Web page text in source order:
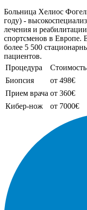
Больница Хелиос
году) -
лечения и
спортсменов в Европе.
более 5 500
пациентов.
Процедура
Стоимость
Биопсия
от 498€
Прием врача от 360€
Кибер-нож
от 7000€